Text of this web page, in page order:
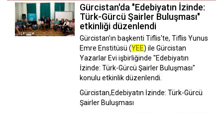
Gürcistan'da "Edebiyatın İzinde:
Türk-Gürcü Şairler Buluşması"
etkinliği düzenlendi
Gürcistan'ın başkenti Tiflis'te, Tiflis Yunus
Emre Enstitüsü (YEE) ile Gürcistan
Yazarlar Evi işbirliğinde "Edebiyatın
İzinde: Türk-Gürcü Şairler Buluşması"
konulu etkinlik düzenlendi.
Gürcistan,Edebiyatın İzinde: Türk-Gürcü
Şairler Buluşması